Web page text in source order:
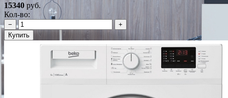
15340 руб.
Кол-во:
−
+
Купить